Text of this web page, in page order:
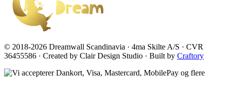
© 2018-2026 Dreamwall Scandinavia · 4ma Skilte A/S · CVR
36455586 · Created by Clair Design Studio · Built by Craftory